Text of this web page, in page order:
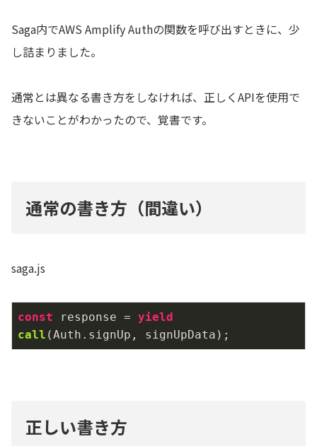
Saga内でAWS Amplify Authの関数を呼び出すときに、少
し詰まりました。
通常とは異なる書き方をしなければ、正しくAPIを使用で
きないことがわかったので、覚書です。
通常の書き方（間違い）
saga.js
const response = yield
call (Auth.signUp, signUpData )
正しい書き方